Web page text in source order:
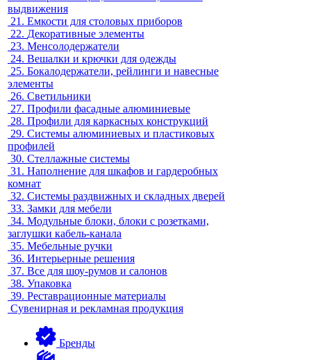
выдвижения
21. Емкости для столовых приборов
22. Декоративные элементы
23. Менсолодержатели
24. Вешалки и крючки для одежды
25. Бокалодержатели, рейлинги и навесные
элементы
26. Светильники
27. Профили фасадные алюминиевые
28. Профили для каркасных конструкций
29. Системы алюминиевых и пластиковых
профилей
30. Стеллажные системы
31. Наполнение для шкафов и гардеробных
комнат
32. Системы раздвижных и складных дверей
33. Замки для мебели
34. Модульные блоки, блоки с розетками,
заглушки кабель-канала
35. Мебельные ручки
36. Интерьерные решения
37. Все для шоу-румов и салонов
38. Упаковка
39. Реставрационные материалы
Сувенирная и рекламная продукция
Бренды